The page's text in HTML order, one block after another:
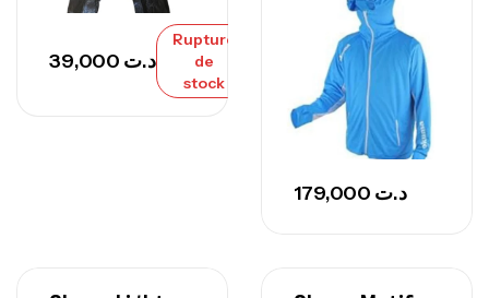
د.ت
Rupture
de
stock
د.ت